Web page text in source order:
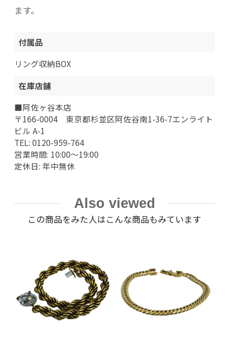
ます。
付属品
リング収納BOX
在庫店舗
■阿佐ヶ谷本店
〒166-0004 東京都杉並区阿佐谷南1-36-7エンライト
ビル A-1
TEL: 0120-959-764
営業時間: 10:00～19:00
定休日: 年中無休
Also viewed
この商品をみた人はこんな商品もみています